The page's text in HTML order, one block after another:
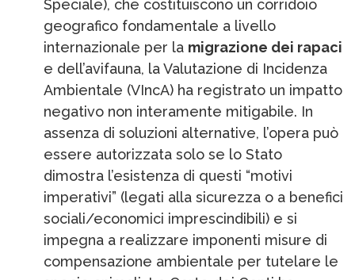
Speciale), che costituiscono un corridoio
geografico fondamentale a livello
internazionale per la migrazione dei rapaci
e dell’avifauna, la Valutazione di Incidenza
Ambientale (VIncA) ha registrato un impatto
negativo non interamente mitigabile. In
assenza di soluzioni alternative, l’opera può
essere autorizzata solo se lo Stato
dimostra l’esistenza di questi “motivi
imperativi” (legati alla sicurezza o a benefici
sociali/economici imprescindibili) e si
impegna a realizzare imponenti misure di
compensazione ambientale per tutelare le